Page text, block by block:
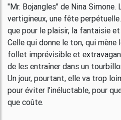
"Mr. Bojangles" de Nina Simone.
vertigineux, une fête perpétuelle.
que pour le plaisir, la fantaisie
Celle qui donne le ton, qui mène
follet imprévisible et
de les entraîner dans un
Un jour, pourtant, elle va trop
pour éviter l’inéluctable, pour
que coûte.